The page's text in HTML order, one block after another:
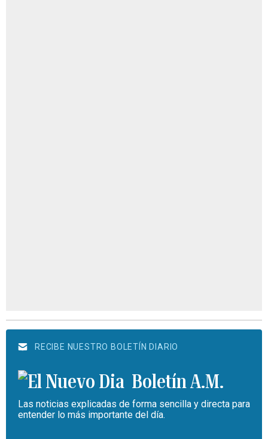
RECIBE NUESTRO BOLETÍN DIARIO
Boletín A.M.
Las noticias explicadas de forma sencilla y directa para
entender lo más importante del día.